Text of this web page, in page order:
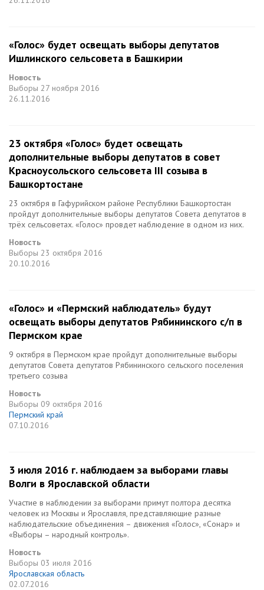
«Голос» будет освещать выборы депутатов
Ишлинского сельсовета в Башкирии
Новость
Выборы 27 ноября 2016
26.11.2016
23 октября «Голос» будет освещать
дополнительные выборы депутатов в cовет
Красноусольского сельсовета III созыва в
Башкортостане
23 октября в Гафурийском районе Республики Башкортостан
пройдут дополнительные выборы депутатов Совета депутатов в
трёх сельсоветах. «Голос» провдет наблюдение в одном из них.
Новость
Выборы 23 октября 2016
20.10.2016
«Голос» и «Пермский наблюдатель» будут
освещать выборы депутатов Рябининского с/п в
Пермском крае
9 октября в Пермском крае пройдут дополнительные выборы
депутатов Совета депутатов Рябининского сельского поселения
третьего созыва
Новость
Выборы 09 октября 2016
Пермский край
07.10.2016
3 июля 2016 г. наблюдаем за выборами главы
Волги в Ярославской области
Участие в наблюдении за выборами примут полтора десятка
человек из Москвы и Ярославля, представляющие разные
наблюдательские объединения – движения «Голос», «Сонар» и
«Выборы – народный контроль».
Новость
Выборы 03 июля 2016
Ярославская область
02.07.2016